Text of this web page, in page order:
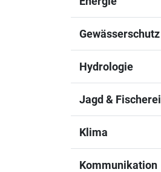
Gewässerschutz
Hydrologie
Jagd & Fischerei
Klima
Kommunikation